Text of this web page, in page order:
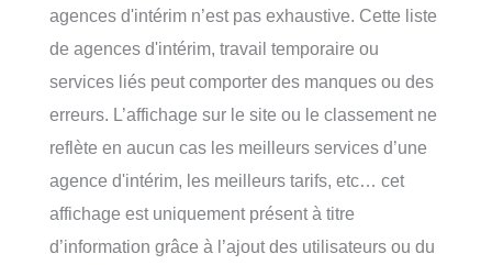
agences d'intérim n’est pas exhaustive. Cette liste
de agences d'intérim, travail temporaire ou
services liés peut comporter des manques ou des
erreurs. L’affichage sur le site ou le classement ne
reflète en aucun cas les meilleurs services d’une
agence d'intérim, les meilleurs tarifs, etc… cet
affichage est uniquement présent à titre
d’information grâce à l’ajout des utilisateurs ou du